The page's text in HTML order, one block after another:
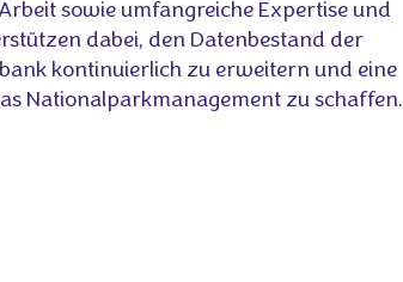
sowie umfangreiche Expertise und
dabei, den Datenbestand der
kontinuierlich zu erweitern und eine
Nationalparkmanagement zu schaffen.